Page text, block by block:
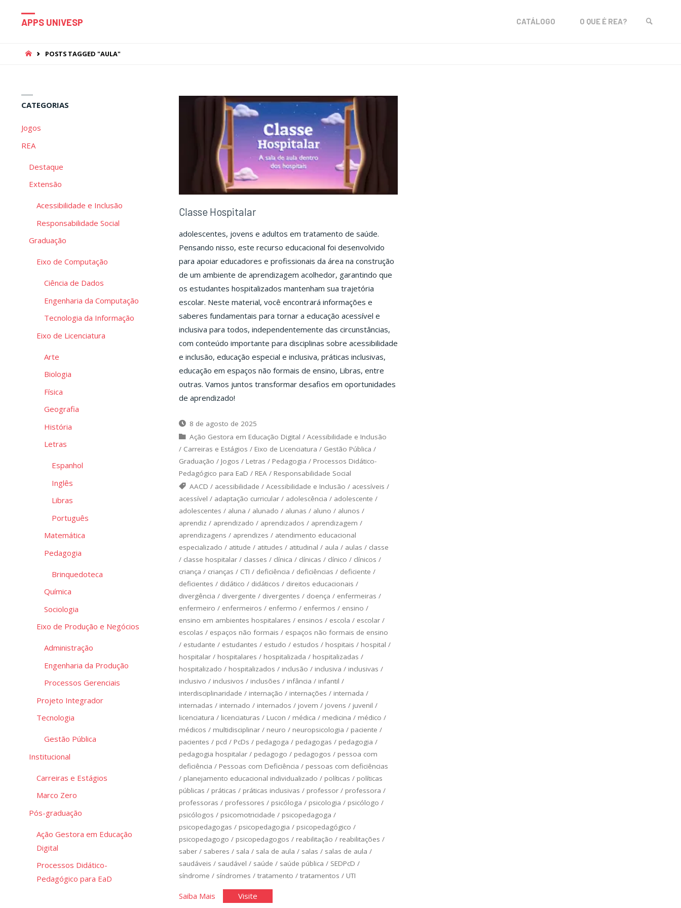
APPS UNIVESP CATÁLOGO O QUE É REA?
HOMEPOSTS TAGGED "AULA"
Classe Hospitalar
adolescentes, jovens e adultos em tratamento de saúde.
Pensando nisso, este recurso educacional foi desenvolvido
para apoiar educadores e profissionais da área na construção
de um ambiente de aprendizagem acolhedor, garantindo que
os estudantes hospitalizados mantenham sua trajetória
escolar. Neste material, você encontrará informações e
saberes fundamentais para tornar a educação acessível e
inclusiva para todos, independentemente das circunstâncias,
com conteúdo importante para disciplinas sobre acessibilidade
e inclusão, educação especial e inclusiva, práticas inclusivas,
educação em espaços não formais de ensino, Libras, entre
outras. Vamos juntos transformar desafios em oportunidades
de aprendizado!
8 de agosto de 2025
Ação Gestora em Educação Digital /Acessibilidade e Inclusão
/ Carreiras e Estágios / Eixo de Licenciatura / Gestão Pública /
Graduação / Jogos / Letras / Pedagogia / Processos Didático-
Pedagógico para EaD / REA/ Responsabilidade Social
AACD / acessibilidade /Acessibilidade e Inclusão / acessíveis /
acessível / adaptação curricular/ adolescência / adolescente /
adolescentes / aluna / alunado / alunas / aluno / alunos /
aprendiz / aprendizado / aprendizados / aprendizagem /
aprendizagens / aprendizes / atendimento educacional
especializado / atitude / atitudes / atitudinal / aula / aulas / classe
/ classe hospitalar/ classes / clínica / clínicas / clínico / clínicos /
criança / crianças / CTI / deficiência / deficiências / deficiente /
deficientes / didático / didáticos / direitos educacionais /
divergência / divergente / divergentes / doença / enfermeiras /
enfermeiro / enfermeiros / enfermo / enfermos / ensino /
ensino em ambientes hospitalares / ensinos / escola / escolar/
escolas / espaços não formais / espaços não formais de ensino
/ estudante / estudantes / estudo / estudos / hospitais / hospital /
hospitalar/ hospitalares / hospitalizada / hospitalizadas /
hospitalizado / hospitalizados / inclusão / inclusiva / inclusivas /
inclusivo / inclusivos / inclusões / infância / infantil /
interdisciplinaridade / internação / internações / internada /
internadas / internado / internados / jovem / jovens / juvenil /
licenciatura / licenciaturas / Lucon / médica / medicina / médico /
médicos / multidisciplinar/ neuro / neuropsicologia / paciente /
pacientes / pcd / PcDs / pedagoga / pedagogas / pedagogia /
pedagogia hospitalar/ pedagogo / pedagogos / pessoa com
deficiência / Pessoas com Deficiência / pessoas com deficiências
/ planejamento educacional individualizado / políticas / políticas
públicas / práticas / práticas inclusivas / professor/ professora /
professoras / professores / psicóloga / psicologia / psicólogo /
psicólogos / psicomotricidade / psicopedagoga /
psicopedagogas / psicopedagogia / psicopedagógico /
psicopedagogo / psicopedagogos / reabilitação / reabilitações /
saber/ saberes / sala / sala de aula / salas / salas de aula /
saudáveis / saudável / saúde / saúde pública / SEDPcD /
síndrome / síndromes / tratamento / tratamentos / UTI
Saiba Mais"ClasseVisite"Classe
CATEGORIAS
Jogos
REA
Destaque
Extensão
Acessibilidade e Inclusão
Responsabilidade Social
Graduação
Eixo de Computação
Ciência de Dados
Engenharia da Computação
Tecnologia da Informação
Eixo de Licenciatura
Arte
Biologia
Física
Geografia
História
Letras
Espanhol
Inglês
Libras
Português
Matemática
Pedagogia
Brinquedoteca
Química
Sociologia
Eixo de Produção e Negócios
Administração
Engenharia da Produção
Processos Gerenciais
Projeto Integrador
Tecnologia
Gestão Pública
Institucional
Carreiras e Estágios
Marco Zero
Pós-graduação
Ação Gestora em Educação
Digital
Processos Didático-
Pedagógico para EaD